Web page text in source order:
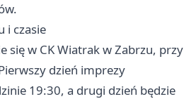
i czasie
się w CK Wiatrak w Zabrzu, przy
dzień imprezy
19:30, a drugi dzień będzie